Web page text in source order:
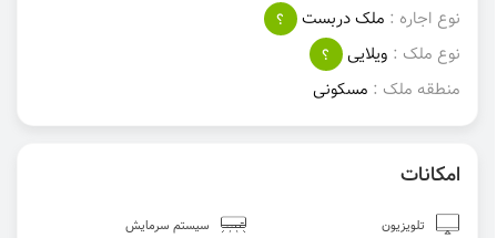
نوع اجاره : ملک دربست
؟
نوع ملک : ویلایی
؟
منطقه ملک : مسکونی
امکانات
تلویزیون
سیستم سرمایش